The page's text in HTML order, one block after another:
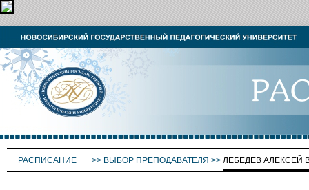
РАСПИСАНИЕ >> ВЫБОР ПРЕПОДАВАТЕЛЯ >> ЛЕБЕДЕВ АЛЕКСЕЙ